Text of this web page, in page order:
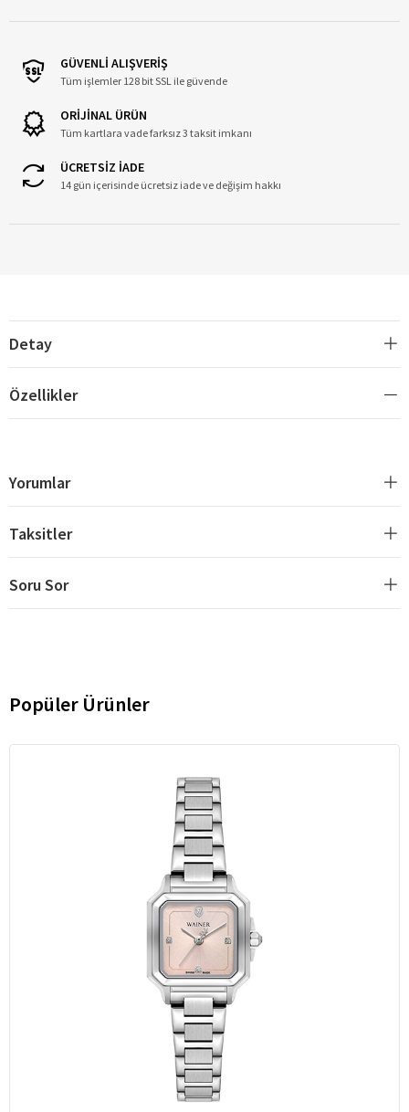
GÜVENLİ ALIŞVERİŞ
Tüm işlemler 128 bit SSL ile güvende
ORİJİNAL ÜRÜN
Tüm kartlara vade farksız 3 taksit imkanı
ÜCRETSİZ İADE
14 gün içerisinde ücretsiz iade ve değişim hakkı
Detay
Özellikler
Yorumlar
Taksitler
Soru Sor
Popüler Ürünler